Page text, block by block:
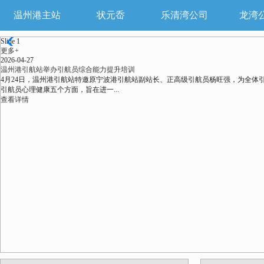
温州港主站 状元岙 乐清湾公司 龙湾
Slide 1
更多+
2026-04-27
温州港引航站举办引航员综合能力提升培训
4月24日，温州港引航站特邀原宁波港引航站副站长、正高级引航员杨旺强，为全
引航员心理健康五个方面，旨在进一...
查看详情